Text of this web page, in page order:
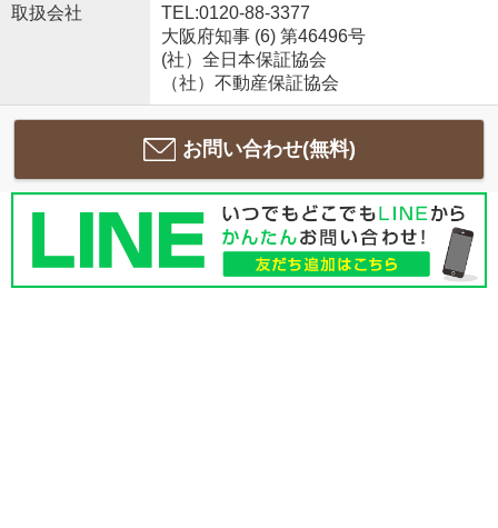
取扱会社
TEL:0120-88-3377
大阪府知事 (6) 第46496号
(社）全日本保証協会
（社）不動産保証協会
お問い合わせ(無料)